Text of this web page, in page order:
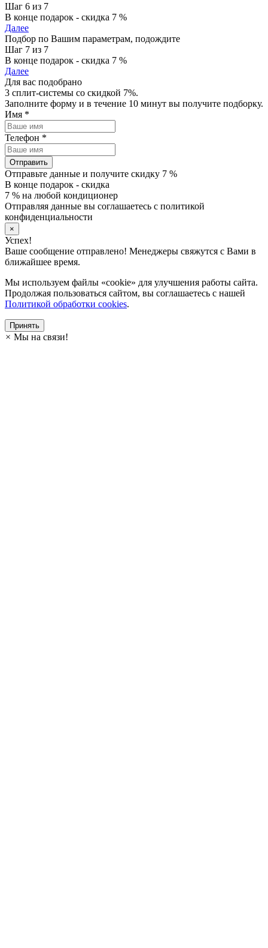
Шаг 6 из 7
В конце подарок - скидка 7 %
Далее
Подбор по Вашим параметрам, подождите
Шаг 7 из 7
В конце подарок - скидка 7 %
Далее
Для вас подобрано
3 сплит-системы со скидкой 7%.
Заполните форму и в течение 10 минут вы получите подборку.
Имя *
Телефон *
Отправить
Отправьте данные и получите скидку 7 %
В конце подарок - скидка
7 % на любой кондиционер
Отправляя данные вы соглашаетесь с политикой
конфиденциальности
×
Успех!
Ваше сообщение отправлено! Менеджеры свяжутся с Вами в
ближайшее время.
Мы используем файлы «cookie» для улучшения работы сайта.
Продолжая пользоваться сайтом, вы соглашаетесь с нашей
Политикой обработки cookies.
Принять
× Мы на связи!